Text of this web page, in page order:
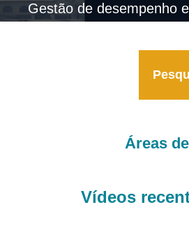
Gestão de desempenho
Áreas
Vídeos